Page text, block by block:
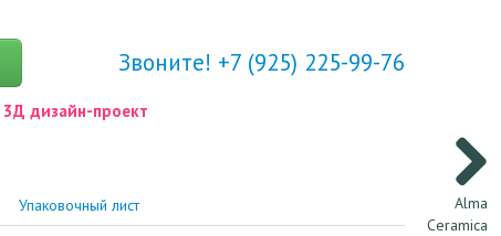
Alma
Ceramica
Звоните! +7 (925) 225-99-76
3Д дизайн-проект
Упаковочный лист